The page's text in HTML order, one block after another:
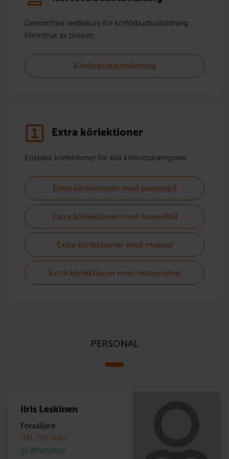
Genomföra webbkurs för körförbudsutbildning
förordnat av polisen.
Körförbudsutbildning
Extra körlektioner
Enstaka körlektioner för alla körkortskategorier.
Extra körlektioner med personbil
Extra körlektioner med mopedbil
Extra körlektioner med moped
Extra körlektioner med motorcykel
PERSONAL
Iiris Leskinen
Försäljare
041 730 3662
WhatsApp